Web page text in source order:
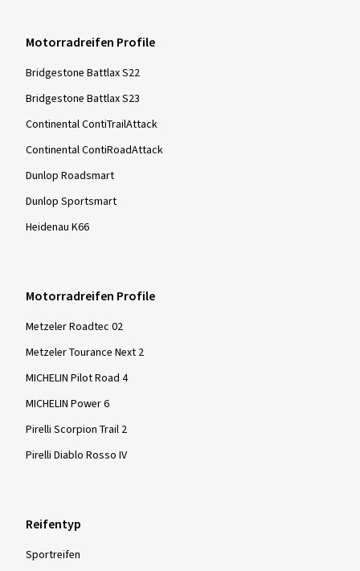
Motorradreifen Profile
Bridgestone Battlax S22
Bridgestone Battlax S23
Continental ContiTrailAttack
Continental ContiRoadAttack
Dunlop Roadsmart
Dunlop Sportsmart
Heidenau K66
Motorradreifen Profile
Metzeler Roadtec 02
Metzeler Tourance Next 2
MICHELIN Pilot Road 4
MICHELIN Power 6
Pirelli Scorpion Trail 2
Pirelli Diablo Rosso IV
Reifentyp
Sportreifen